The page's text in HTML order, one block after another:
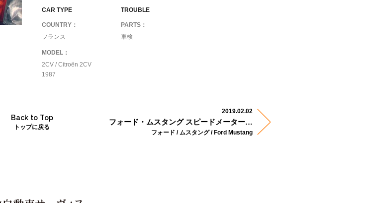
CAR TYPE
COUNTRY：
フランス
MODEL：
2CV / Citroën 2CV
1987
TROUBLE
PARTS：
車検
Back to Top
トップに戻る
2019.02.02
フォード・ムスタング スピードメーター…
フォード / ムスタング / Ford Mustang